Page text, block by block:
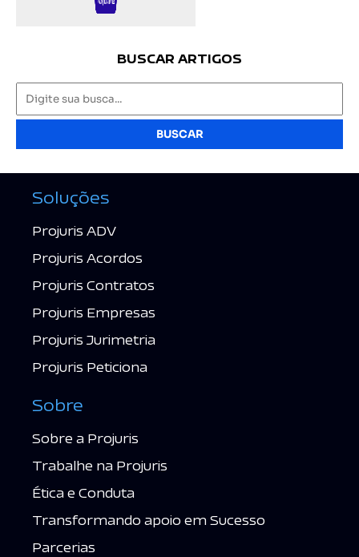
BUSCAR ARTIGOS
BUSCAR
Soluções
Projuris ADV
Projuris Acordos
Projuris Contratos
Projuris Empresas
Projuris Jurimetria
Projuris Peticiona
Sobre
Sobre a Projuris
Trabalhe na Projuris
Ética e Conduta
Transformando apoio em Sucesso
Parcerias